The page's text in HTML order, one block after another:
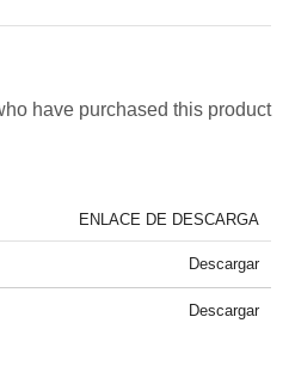
have purchased this product
ENLACE DE DESCARGA
Descargar
Descargar